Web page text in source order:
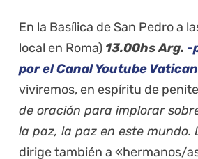
En la Basílica de San Pedro a
local en Roma) 13.00hs Arg. -
por el Canal Youtube
viviremos, en espíritu de
de oración para implorar
la paz, la paz en este mundo.
dirige también a «hermanos/